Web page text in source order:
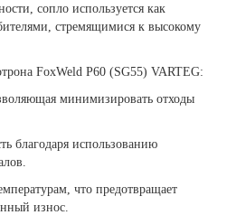
сопло используется как
стремящимися к высокому
FoxWeld Р60 (SG55) VARTEG:
минимизировать отходы
благодаря использованию
что предотвращает
износ.